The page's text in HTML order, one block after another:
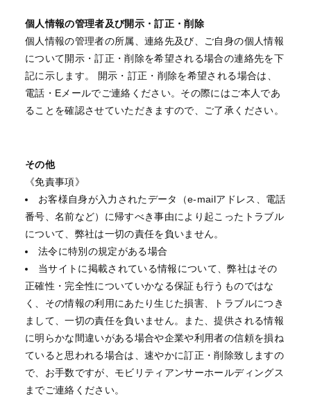
個人情報の管理者及び開示・訂正・削除
個人情報の管理者の所属、連絡先及び、ご自身の個人情報
について開示・訂正・削除を希望される場合の連絡先を下
記に示します。 開示・訂正・削除を希望される場合は、
電話・Eメールでご連絡ください。その際にはご本人であ
ることを確認させていただきますので、ご了承ください。
その他
《免責事項》
お客様自身が入力されたデータ（e-mailアドレス、電話
番号、名前など）に帰すべき事由により起こったトラブル
について、弊社は一切の責任を負いません。
法令に特別の規定がある場合
当サイトに掲載されている情報について、弊社はその
正確性・完全性についていかなる保証も行うものではな
く、その情報の利用にあたり生じた損害、トラブルにつき
まして、一切の責任を負いません。また、提供される情報
に明らかな間違いがある場合や企業や利用者の信頼を損ね
ていると思われる場合は、速やかに訂正・削除致しますの
で、お手数ですが、モビリティアンサーホールディングス
までご連絡ください。